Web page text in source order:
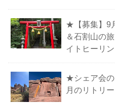
★【募集】9
＆石割山の
イトヒーリ
★シェア会の
月のリトリ